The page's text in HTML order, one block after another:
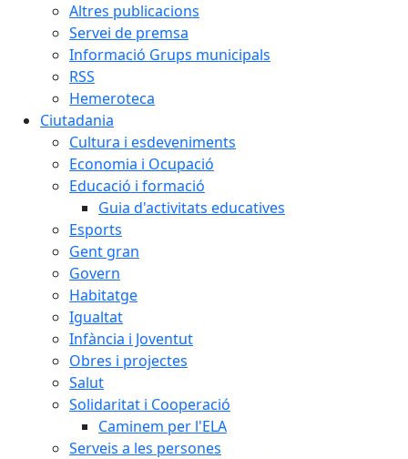
Altres publicacions
Servei de premsa
Informació Grups municipals
RSS
Hemeroteca
Ciutadania
Cultura i esdeveniments
Economia i Ocupació
Educació i formació
Guia d'activitats educatives
Esports
Gent gran
Govern
Habitatge
Igualtat
Infància i Joventut
Obres i projectes
Salut
Solidaritat i Cooperació
Caminem per l'ELA
Serveis a les persones